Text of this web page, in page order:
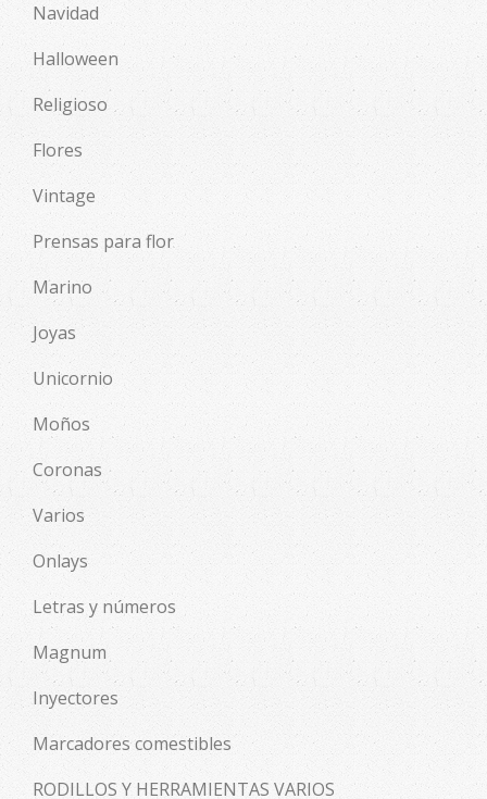
Navidad
Halloween
Religioso
Flores
Vintage
Prensas para flor
Marino
Joyas
Unicornio
Moños
Coronas
Varios
Onlays
Letras y números
Magnum
Inyectores
Marcadores comestibles
RODILLOS Y HERRAMIENTAS VARIOS